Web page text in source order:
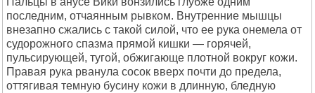
последним, отчаянным рывком. Внутренние мышцы
внезапно сжались с такой силой, что ее рука онемела от
судорожного спазма прямой кишки — горячей,
пульсирующей, тугой, обжигающе плотной вокруг кожи.
Правая рука рванула сосок вверх почти до предела,
оттягивая темную бусину кожи в длинную, бледную